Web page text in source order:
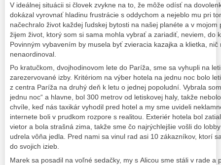
V ideálnej situácii si človek zvykne na to, že môže odísť na
dokázal vyrovnať hladinu frustrácie s oddychom a nejeblo mu pri
načechralo život každej ľudskej bytosti na našej planéte a v
žijem život, ktorý som si sama mohla vybrať a zariadiť, neviem, do
Povinným vybavením by musela byť zvieracia kazajka a klietka,
nenaordinoval.
Po kratučkom, dvojhodinovom lete do Paríža, sme sa vyhupli na
zarezervované izby. Kritériom na výber hotela na jednu noc bolo
z centra Paríža na druhý deň k letu o jednej popoludní. Vybrala
jednu noc“ a hlavne, bol 300 metrov od letiskovej haly, takže
chvíle, keď nás taxikár vyhodil pred hotel a my sme uvideli
internete boli v prudkom rozpore s realitou. Exteriér hotela bol
vietor a bola strašná zima, takže sme čo najrýchlejšie vošli do
udrela vôňa jedla. Pred nami sa vinul rad asi 10 zákazníkov, ktorí
do svojich izieb.
Marek sa posadil na voľné sedačky, my s Alicou sme stáli v rade a